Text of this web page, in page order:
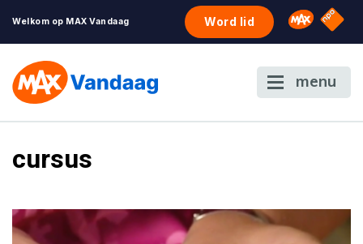
Welkom op MAX Vandaag Word lid Omroep
NPO
menu
cursus